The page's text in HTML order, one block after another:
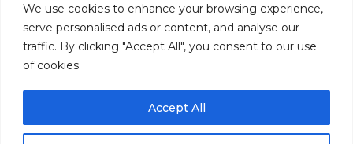
We use cookies to enhance your browsing experience,
serve personalised ads or content, and analyse our
traffic. By clicking "Accept All", you consent to our use
of cookies.
Accept All